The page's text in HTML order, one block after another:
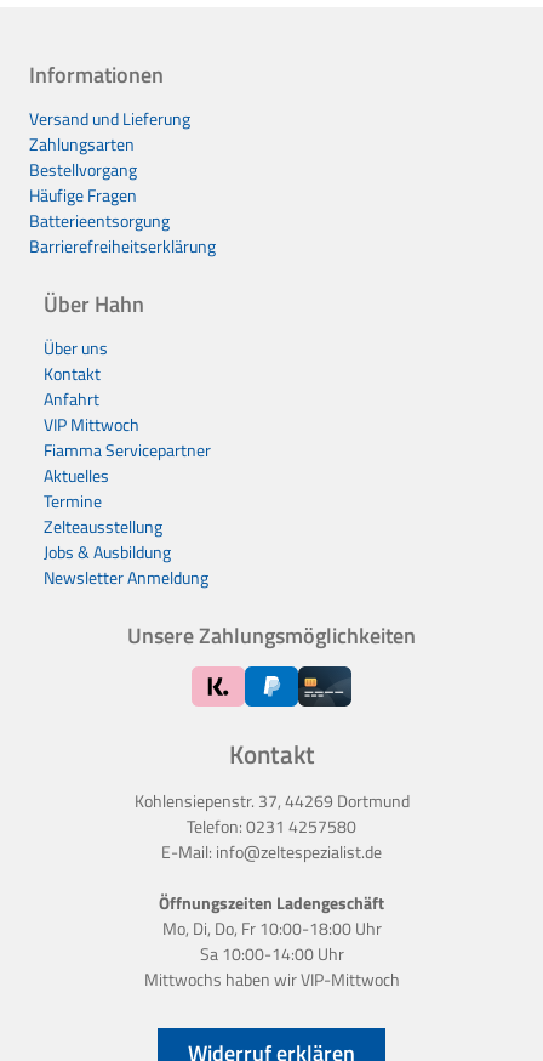
Widerruf erklären
Informationen
Versand und Lieferung
Zahlungsarten
Bestellvorgang
Häufige Fragen
Batterieentsorgung
Barrierefreiheitserklärung
Über Hahn
Über uns
Kontakt
Anfahrt
VIP Mittwoch
Fiamma Servicepartner
Aktuelles
Termine
Zelteausstellung
Jobs & Ausbildung
Newsletter Anmeldung
Kontakt
Kohlensiepenstr. 37, 44269 Dortmund
Telefon:0231 4257580
E-Mail: info@zeltespezialist.de
Öffnungszeiten Ladengeschäft
Mo, Di, Do, Fr 10:00-18:00 Uhr
Sa 10:00-14:00 Uhr
Mittwochs haben wirVIP-Mittwoch
Unsere Zahlungsmöglichkeiten